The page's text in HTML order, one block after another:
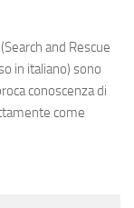
Search and Rescue
in italiano) sono
conoscenza di
come